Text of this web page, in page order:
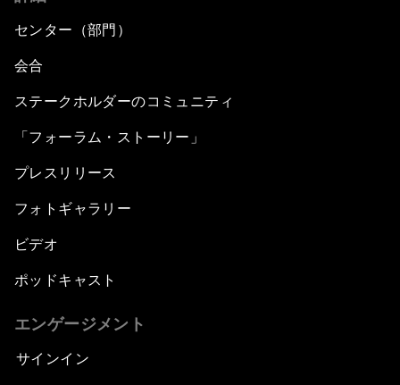
センター（部門）
会合
ステークホルダーのコミュニティ
「フォーラム・ストーリー」
プレスリリース
フォトギャラリー
ビデオ
ポッドキャスト
エンゲージメント
サインイン